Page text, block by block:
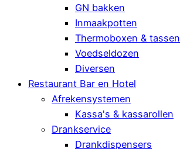
GN bakken
Inmaakpotten
Thermoboxen & tassen
Voedseldozen
Diversen
Restaurant Bar en Hotel
Afrekensystemen
Kassa's & kassarollen
Drankservice
Drankdispensers